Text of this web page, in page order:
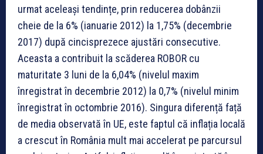
urmat aceleași tendințe, prin reducerea dobânzii
cheie de la 6% (ianuarie 2012) la 1,75% (decembrie
2017) după cincisprezece ajustări consecutive.
Aceasta a contribuit la scăderea ROBOR cu
maturitate 3 luni de la 6,04% (nivelul maxim
înregistrat în decembrie 2012) la 0,7% (nivelul minim
înregistrat în octombrie 2016). Singura diferență față
de media observată în UE, este faptul că inflația locală
a crescut în România mult mai accelerat pe parcursul